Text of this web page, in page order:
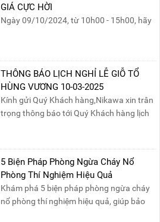
GIÁ CỰC HỜI
Ngày 09/10/2024, từ 10h00 - 15h00, hãy
phần quà siêu hấp dẫn và mua sắm
những sản phẩm thang chính hãng với
mức giá không thể tốt hơn!Tham gia
Mega Live, bạn sẽ nhận được gì?...
THÔNG BÁO LỊCH NGHỈ LỄ GIỖ TỔ
HÙNG VƯƠNG 10-03-2025
Kính gửi Quý Khách hàng,Nikawa xin trân
trọng thông báo tới Quý Khách hàng lịch
07/04/2025, nhằm ngày Giỗ Tổ Hùng
Vương – dịp để tưởng nhớ công ơn dựng
nước của các Vua Hùng....
5 Biện Pháp Phòng Ngừa Cháy Nổ
Phòng Thí Nghiệm Hiệu Quả
Khám phá 5 biện pháp phòng ngừa cháy
nổ phòng thí nghiệm hiệu quả, giúp bảo